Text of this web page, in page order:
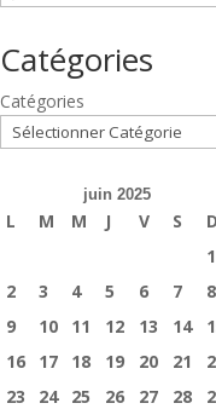
Catégories
Catégories
juin 2025
L M M J V S
D
1
2
3 4 5 6 7
8
9
10 11 12 13 14
16
17 18 19 20 21
23
24 25 26 27 28